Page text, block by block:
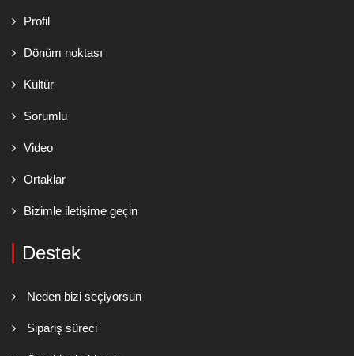
Profil
Dönüm noktası
Kültür
Sorumlu
Video
Ortaklar
Bizimle iletişime geçin
Destek
Neden bizi seçiyorsun
Sipariş süreci